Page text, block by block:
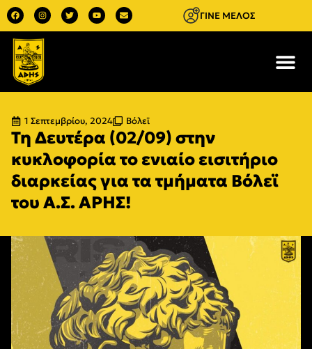
ΓΙΝΕ ΜΕΛΟΣ
1 Σεπτεμβρίου, 2024 Βόλεϊ
Τη Δευτέρα (02/09) στην
κυκλοφορία το ενιαίο εισιτήριο
διαρκείας για τα τμήματα Bόλεϊ
του Α.Σ. ΑΡΗΣ!